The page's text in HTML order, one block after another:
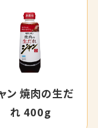
ン 焼肉の生だ
れ 400g